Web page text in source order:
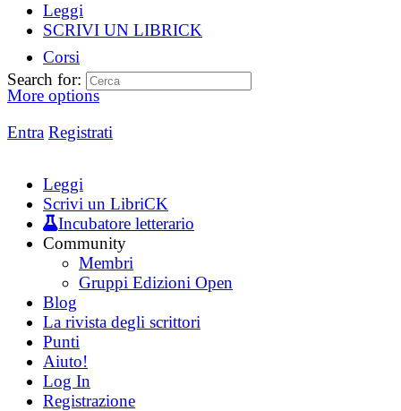
Leggi
SCRIVI UN LIBRICK
Corsi
More options
Entra Registrati
Search for:
Leggi
Scrivi un LibriCK
Incubatore letterario
Community
Membri
Gruppi Edizioni Open
Blog
La rivista degli scrittori
Punti
Aiuto!
Log In
Registrazione